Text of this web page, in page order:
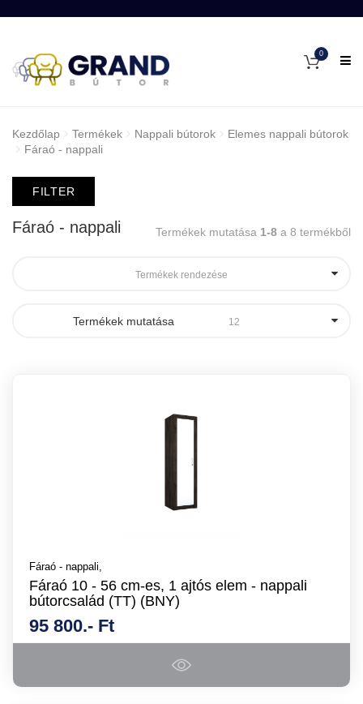
0
Kezdőlap Termékek Nappali bútorok
Elemes nappali bútorok
Fáraó - nappali
FILTER
Fáraó - nappali Termékek mutatása 1-8 a 8 termékből
Termékek rendezése
Termékek mutatása 12
Fáraó - nappali,
Fáraó 10 - 56 cm-es, 1 ajtós elem - nappali
bútorcsalád (TT) (BNY)
95 800.- Ft